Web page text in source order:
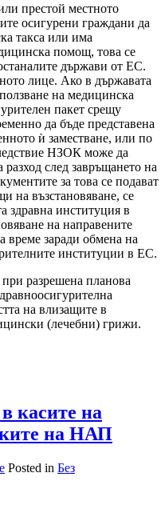
престой местното
осигурени граждани да
такса или има
помощ, това се
държави от ЕС.
лице. Ако в държавата
на медицинска
пакет срещу
да бъде представена
ѝ заместване, или по
НЗОК може да
след завръщането на
за това се подават
възстановяване, се
здравна институция в
на направените
време заради обмена на
институции в ЕС.
разрешена планова
на влизащите в
(лечебни) грижи.
касите на
на НАП
Posted in Без